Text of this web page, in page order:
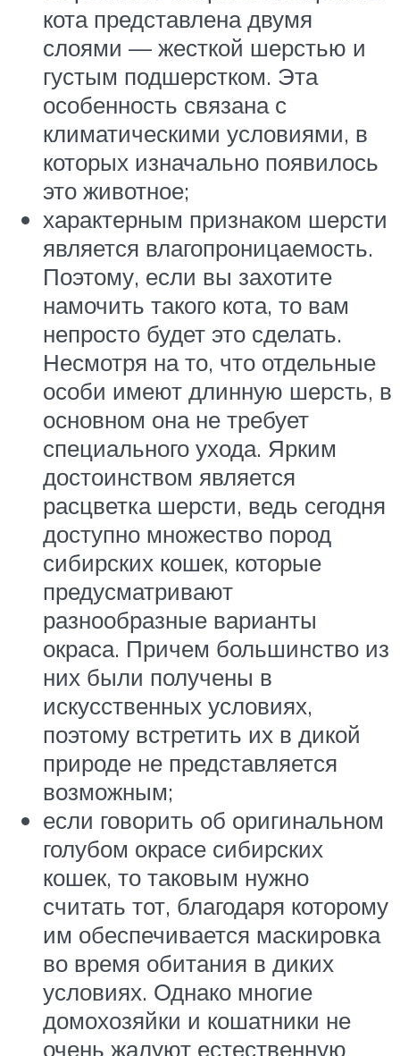
кота представлена двумя
слоями — жесткой шерстью и
густым подшерстком. Эта
особенность связана с
климатическими условиями, в
которых изначально появилось
это животное;
характерным признаком шерсти
является влагопроницаемость.
Поэтому, если вы захотите
намочить такого кота, то вам
непросто будет это сделать.
Несмотря на то, что отдельные
особи имеют длинную шерсть, в
основном она не требует
специального ухода. Ярким
достоинством является
расцветка шерсти, ведь сегодня
доступно множество пород
сибирских кошек, которые
предусматривают
разнообразные варианты
окраса. Причем большинство из
них были получены в
искусственных условиях,
поэтому встретить их в дикой
природе не представляется
возможным;
если говорить об оригинальном
голубом окрасе сибирских
кошек, то таковым нужно
считать тот, благодаря которому
им обеспечивается маскировка
во время обитания в диких
условиях. Однако многие
домохозяйки и кошатники не
очень жалуют естественную